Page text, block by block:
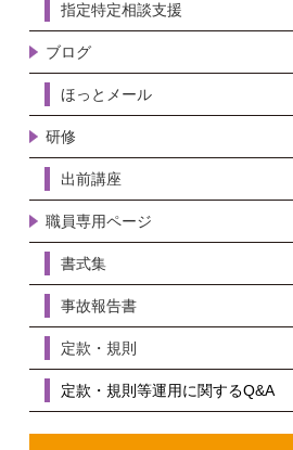
指定特定相談支援
ブログ
ほっとメール
研修
出前講座
職員専用ページ
書式集
事故報告書
定款・規則
定款・規則等運用に関するQ&A